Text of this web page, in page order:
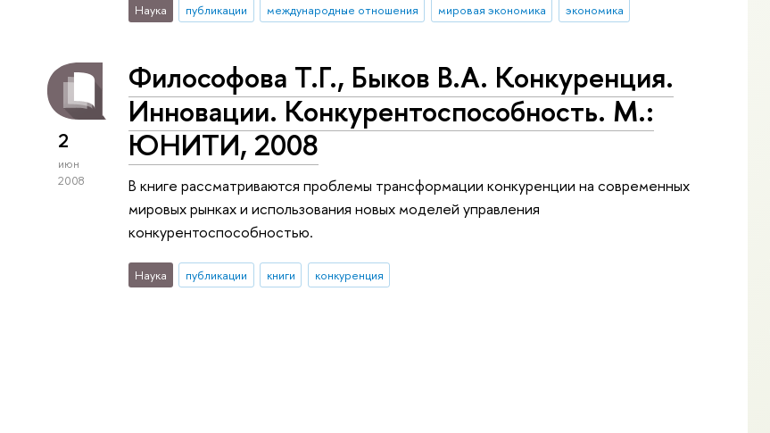
Наука публикации международные отношения мировая экономика экономика
2
июн
2008
Философова Т.Г., Быков В.А. Конкуренция.
Инновации. Конкурентоспособность. М.:
ЮНИТИ, 2008
В книге рассматриваются проблемы трансформации конкуренции на современных
мировых рынках и использования новых моделей управления
конкурентоспособностью.
Наука публикации книги конкуренция